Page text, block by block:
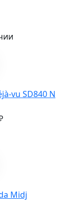
vu SD840 N
Midj